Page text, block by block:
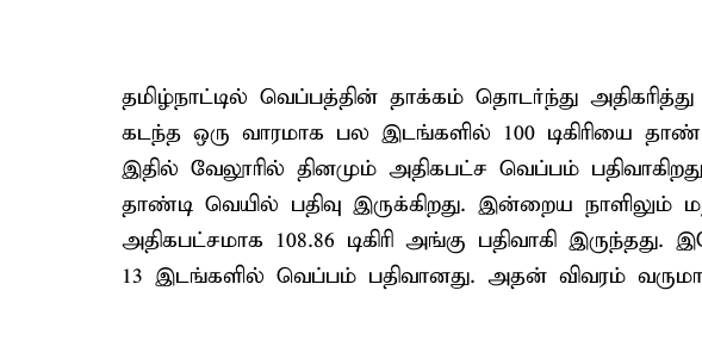
தமிழ்நாட்டில் வெப்பத்தின் தாக்கம் தொடர்ந்து
கடந்த ஒரு வாரமாக பல இடங்களில் 100 டிகிரியை
இதில் வேலூரில் தினமும் அதிகபட்ச வெப்பம்
தாண்டி வெயில் பதிவு இருக்கிறது. இன்றைய நாளிலும்
அதிகபட்சமாக 108.86 டிகிரி அங்கு பதிவாகி இருந்தது.
13 இடங்களில் வெப்பம் பதிவானது. அதன் விவரம்